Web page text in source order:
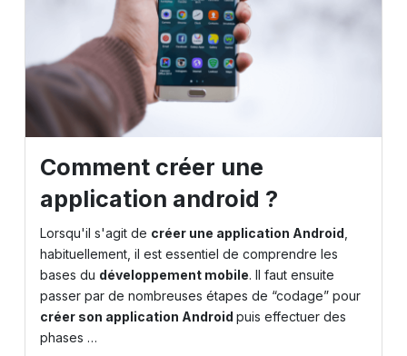
Comment créer une
application android ?
Lorsqu'il s'agit de créer une application Android
habituellement, il est essentiel de comprendre les
bases du développement mobile. Il faut ensuite
passer par de nombreuses étapes de “codage” pour
créer son application Android puis effectuer des
phases …